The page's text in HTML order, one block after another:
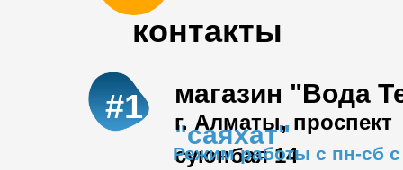
контакты
магазин "Вода
"саяхат"
#1
г. Алматы, проспект
суюнбая 14
Режим работы с пн-сб с